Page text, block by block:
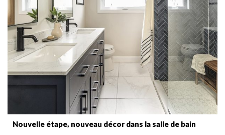
Nouvelle étape, nouveau décor dans la salle de bain